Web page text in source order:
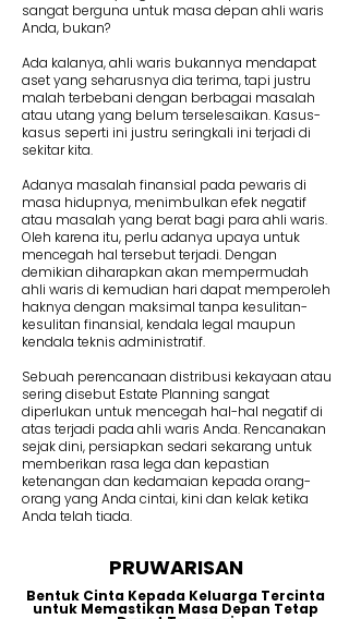
sangat berguna untuk masa depan ahli waris
Anda, bukan?
Ada kalanya, ahli waris bukannya mendapat
aset yang seharusnya dia terima, tapi justru
malah terbebani dengan berbagai masalah
atau utang yang belum terselesaikan. Kasus-
kasus seperti ini justru seringkali ini terjadi di
sekitar kita.
Adanya masalah finansial pada pewaris di
masa hidupnya, menimbulkan efek negatif
atau masalah yang berat bagi para ahli waris.
Oleh karena itu, perlu adanya upaya untuk
mencegah hal tersebut terjadi. Dengan
demikian diharapkan akan mempermudah
ahli waris di kemudian hari dapat memperoleh
haknya dengan maksimal tanpa kesulitan-
kesulitan finansial, kendala legal maupun
kendala teknis administratif.
Sebuah perencanaan distribusi kekayaan atau
sering disebut Estate Planning sangat
diperlukan untuk mencegah hal-hal negatif di
atas terjadi pada ahli waris Anda. Rencanakan
sejak dini, persiapkan sedari sekarang untuk
memberikan rasa lega dan kepastian
ketenangan dan kedamaian kepada orang-
orang yang Anda cintai, kini dan kelak ketika
Anda telah tiada.
PRUWARISAN
Bentuk Cinta Kepada Keluarga Tercinta
untuk Memastikan Masa Depan Tetap